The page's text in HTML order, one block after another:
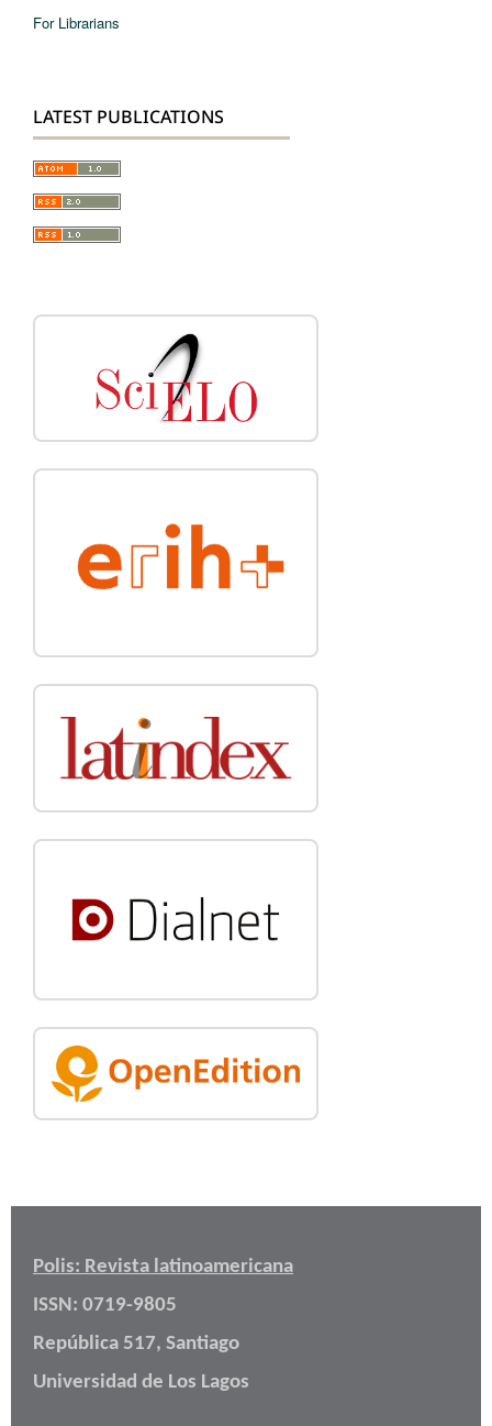
For Librarians
LATEST PUBLICATIONS
Polis: Revista latinoamericana
ISSN: 0719-9805
República 517, Santiago
Universidad de Los Lagos